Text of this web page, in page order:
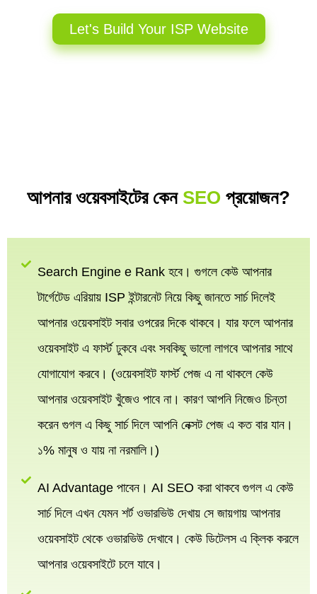
Let's Build Your ISP Website
আপনার ওয়েবসাইটের কেন SEO প্রয়োজন?
Search Engine e Rank হবে। গুগলে কেউ আপনার
টার্গেটেড এরিয়ায় ISP ইন্টারনেট নিয়ে কিছু জানতে সার্চ দিলেই
আপনার ওয়েবসাইট সবার ওপরের দিকে থাকবে। যার ফলে আপনার
ওয়েবসাইট এ ফার্স্ট ঢুকবে এবং সবকিছু ভালো লাগবে আপনার সাথে
যোগাযোগ করবে। (ওয়েবসাইট ফার্স্ট পেজ এ না থাকলে কেউ
আপনার ওয়েবসাইট খুঁজেও পাবে না। কারণ আপনি নিজেও চিন্তা
করেন গুগল এ কিছু সার্চ দিলে আপনি নেক্সট পেজ এ কত বার যান।
১% মানুষ ও যায় না নরমালি।)
AI Advantage পাবেন। AI SEO করা থাকবে গুগল এ কেউ
সার্চ দিলে এখন যেমন শর্ট ওভারভিউ দেখায় সে জায়গায় আপনার
ওয়েবসাইট থেকে ওভারভিউ দেখাবে। কেউ ডিটেলস এ ক্লিক করলে
আপনার ওয়েবসাইটে চলে যাবে।